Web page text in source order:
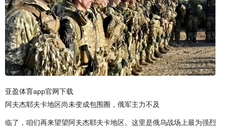
亚盈体育app官网下载
阿夫杰耶夫卡地区尚未变成包围圈，俄军主力不及
临了，咱们再来望望阿夫杰耶夫卡地区。这里是俄乌战场上最为强烈